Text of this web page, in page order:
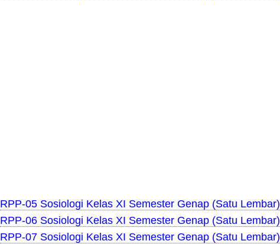
RPP-05 Sosiologi Kelas XI Semester Genap (Satu Lembar)
RPP-06 Sosiologi Kelas XI Semester Genap (Satu Lembar)
RPP-07 Sosiologi Kelas XI Semester Genap (Satu Lembar)